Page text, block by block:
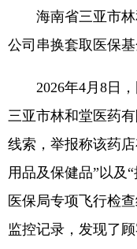
海南省三亚市林
公司串换套取医保
2026年4月8日，
三亚市林和堂医药
线索，举报称该药
用品及保健品”以及
医保局专项飞行检
监控记录，发现了